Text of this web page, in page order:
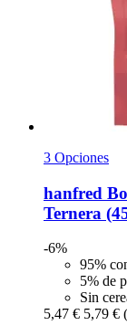
3 Opciones
hanfred
Ternera
-6%
95%
5% de
Sin
5,47 € 5,79 €